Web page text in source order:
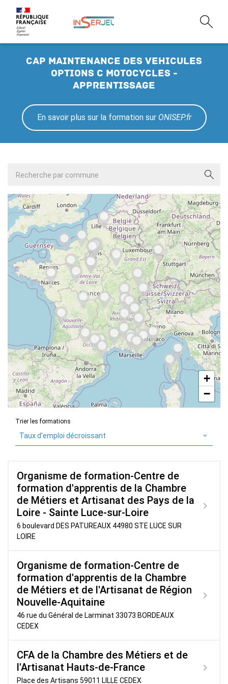
CAP maintenance des vehicules
options c motocycles -
Apprentissage
En savoir plus sur la formation sur ONISEP.fr
Trier les formations
Taux d'emploi décroissant
Organisme de formation-Centre de
formation d'apprentis de la Chambre
de Métiers et Artisanat des Pays de la
Loire - Sainte Luce-sur-Loire
6 boulevard DES PATUREAUX 44980 STE LUCE SUR
LOIRE
Organisme de formation-Centre de
formation d'apprentis de la Chambre
de Métiers et de l'Artisanat de Région
Nouvelle-Aquitaine
46 rue du Général de Larminat 33073 BORDEAUX
CEDEX
CFA de la Chambre des Métiers et de
l'Artisanat Hauts-de-France
Place des Artisans 59011 LILLE CEDEX
+
−